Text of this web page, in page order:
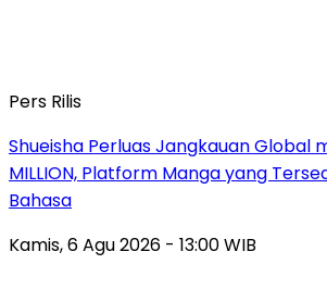
Pers Rilis
Shueisha Perluas Jangkauan Global
MILLION, Platform Manga yang
Bahasa
Kamis, 6 Agu 2026 - 13:00 WIB